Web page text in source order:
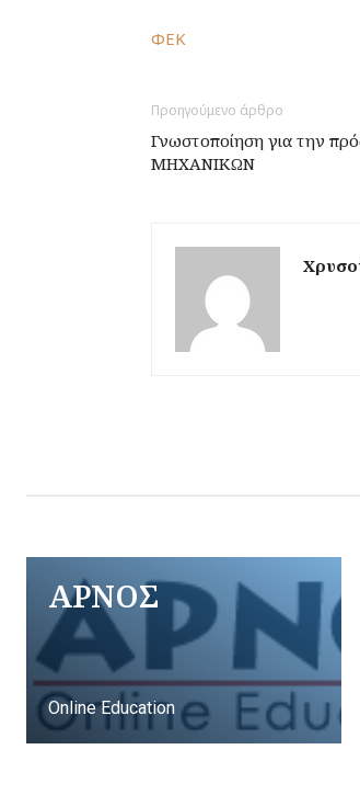
ΦΕΚ
Προηγούμενο άρθρο
Γνωστοποίηση για την
ΜΗΧΑΝΙΚΩΝ
ΑΡΝΟΣ
Online Education